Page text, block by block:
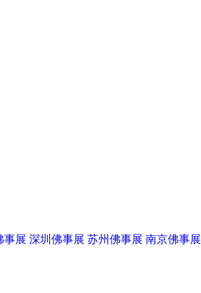
事展 深圳佛事展 苏州佛事展 南京佛事展